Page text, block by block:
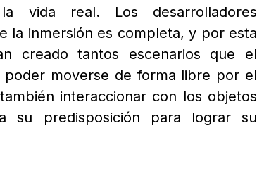
vida real. Los desarrolladores
la inmersión es completa, y por esta
creado tantos escenarios que el
poder moverse de forma libre por el
interaccionar con los objetos
su predisposición para lograr su